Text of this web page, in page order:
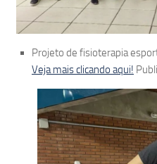
Projeto de fisioterapia
Veja mais clicando aqui!